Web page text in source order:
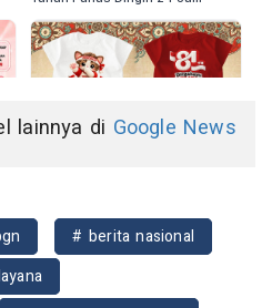
lainnya di Google News
# berita nasional